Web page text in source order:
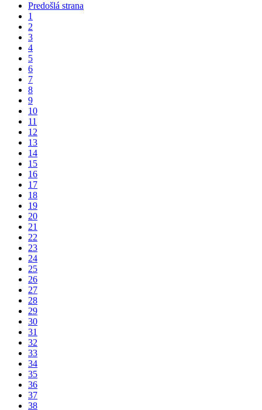
Predošlá strana
1
2
3
4
5
6
7
8
9
10
11
12
13
14
15
16
17
18
19
20
21
22
23
24
25
26
27
28
29
30
31
32
33
34
35
36
37
38